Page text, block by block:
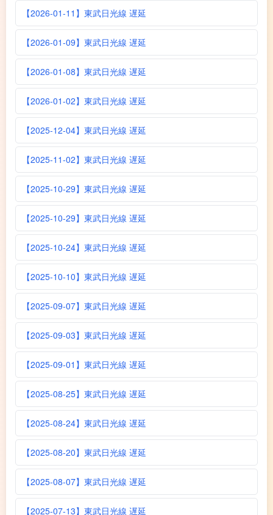
【2026-01-11】東武日光線 遅延
【2026-01-09】東武日光線 遅延
【2026-01-08】東武日光線 遅延
【2026-01-02】東武日光線 遅延
【2025-12-04】東武日光線 遅延
【2025-11-02】東武日光線 遅延
【2025-10-29】東武日光線 遅延
【2025-10-29】東武日光線 遅延
【2025-10-24】東武日光線 遅延
【2025-10-10】東武日光線 遅延
【2025-09-07】東武日光線 遅延
【2025-09-03】東武日光線 遅延
【2025-09-01】東武日光線 遅延
【2025-08-25】東武日光線 遅延
【2025-08-24】東武日光線 遅延
【2025-08-20】東武日光線 遅延
【2025-08-07】東武日光線 遅延
【2025-07-13】東武日光線 遅延